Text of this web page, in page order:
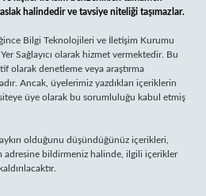
halindedir ve tavsiye niteliği taşımazlar.
Bilgi Teknolojileri ve İletişim Kurumu
Sağlayıcı olarak hizmet vermektedir. Bu
olarak denetleme veya araştırma
Ancak, üyelerimiz yazdıkları içeriklerin
üye olarak bu sorumluluğu kabul etmiş
olduğunu düşündüğünüz içerikleri,
adresine bildirmeniz halinde, ilgili içerikler